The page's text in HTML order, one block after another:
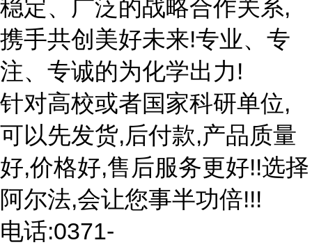
稳定、广泛的战略合作关系,
携手共创美好未来!专业、专
注、专诚的为化学出力!
针对高校或者国家科研单位,
可以先发货,后付款,产品质量
好,价格好,售后服务更好!!选择
阿尔法,会让您事半功倍!!!
电话:0371-